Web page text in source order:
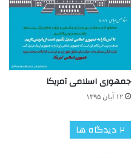
جمهوری اسلامی آمریکا
۱۲ آبان ۱۳۹۵
‫۲ دیدگاه ها